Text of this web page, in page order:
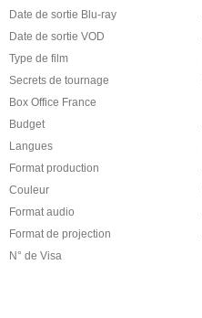
Date de sortie Blu-ray
Date de sortie VOD
Type de film
Secrets de tournage
Box Office France
Budget
Langues
Format production
Couleur
Format audio
Format de projection
N° de Visa